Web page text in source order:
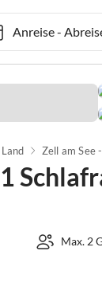
Anreise-Abreise
Zell am See
Max. 2